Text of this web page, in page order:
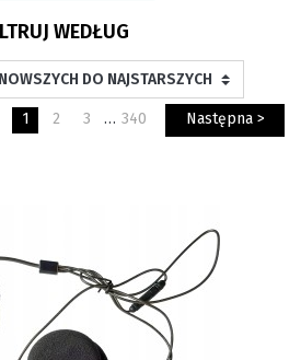
WEDŁUG
1 2 3 … 340 Następna >